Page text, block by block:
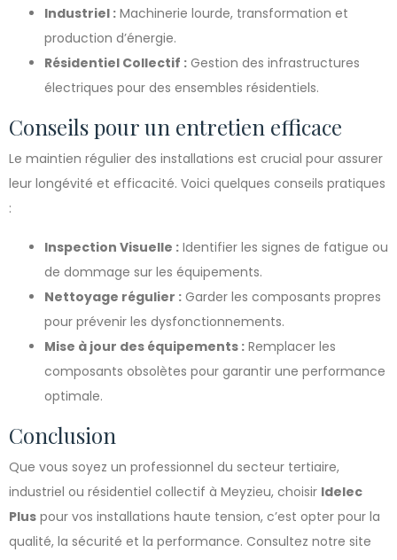
Industriel : Machinerie lourde, transformation et
production d’énergie.
Résidentiel Collectif : Gestion des infrastructures
électriques pour des ensembles résidentiels.
Conseils pour un entretien efficace
Le maintien régulier des installations est crucial pour assurer
leur longévité et efficacité. Voici quelques conseils pratiques
:
Inspection Visuelle : Identifier les signes de fatigue ou
de dommage sur les équipements.
Nettoyage régulier : Garder les composants propres
pour prévenir les dysfonctionnements.
Mise à jour des équipements : Remplacer les
composants obsolètes pour garantir une performance
optimale.
Conclusion
Que vous soyez un professionnel du secteur tertiaire,
industriel ou résidentiel collectif à Meyzieu, choisir Idelec
Plus pour vos installations haute tension, c’est opter pour la
qualité, la sécurité et la performance. Consultez notre site